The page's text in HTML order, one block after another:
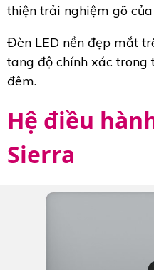
thiện trải nghiệm gõ
Đèn LED nền đẹp mắt
tang độ chính xác
đêm.
Hệ điều
Sierra